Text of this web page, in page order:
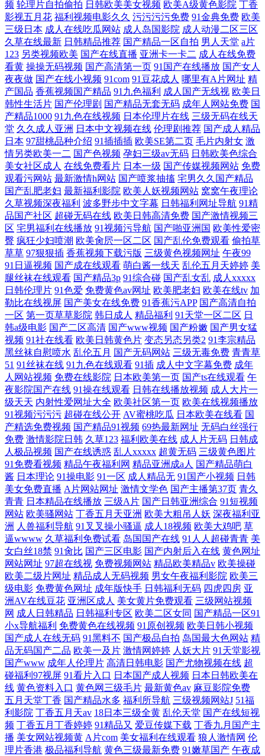
欧美精品成人? 91深夜视频 欧美激情a 91精品资源 欧美激情深爱网 91人人
妻人人艹 欧美日韩国产综
频 轮理片自拍偷拍 日韩欧美美女视频 欧美A级黄色影院 丁香
影视五月花 福利视频电影久久 污污污污免费 91金典免费 欧美
三级日本 成人在线吃瓜网站 成人岛国影院 成人动漫二区三区
久草在线最新 日韩精品推荐 国产精品一区自拍 男人天堂 a片
123 另类视频欧美 国产在线直播 亚洲卡一卡二 成人在线免费
看黄 操操无码视频 国产高清第一页 91国产在线播放 国产女人
夜夜做 国产在线小视频 91com 91豆花成人 哪里有A片网址 精
产国品 香蕉视频国产精品 91九色福利 成人国产无线视 欧美日
韩性生活片 国产伦理剧 国产精品无套无码 成年人网站免费 国
产精品1000 91九色在线视频 日本伦理片在线 三级无码在线天
堂 久久成人亚洲 日本中文视频在线 伦理剧推荐 国产成人精品
日本 97甜桃品种介绍 91插插插 欧美SE第二页 毛片内射女 激
情另类欧美一二 国产色视频 孕妇三级av无码 日韩欧美色综合
美女社区成人 在线免费看片 日本一级 国产传媒视频网站 免费
观看污网站 最新激情h网站 国产喷浆抽搐 宅男久久国产精品
国产乱肥老妇 最新福利影院 欧美人妖视频网站 窝窝午夜理论
久草视频深夜福利 波多野步中文字幕 日韩福利网址导航 91精
品国产社区 超碰无码在线 欧美日韩高清免费 国产激情视频三
区 宅男福利在线播放 91视频污导航 国产啪亚洲国 欧美性爱密
臀 疯狂少妇喷潮 欧美肏屄一区二区 国产乱伦免费观看 偷拍草
草草 97狠狠插 香蕉视频下载污版 三级黄色视频网址 午夜99
91日逼视频 国产成在线观看 萌白酱一线天 乱伦五月天婷婷 美
腿丝袜在线观看 国产精品3p 91综合碰 国产乱女乱 成人xxxxx
日韩伦理片 91色爱 免费黄色av网址 欧美肥老妇 欧美在线tv 加
勒比在线视屏 国产美女在线免费 91香蕉污APP 国产高清自拍
一区 第一页草草影院 韩日成人 精品福利 91天堂一区二区 日
韩a级电影 国产二区高清 国产www视频 国产粉嫩 国产男女猛
视频 91社在线看 欧美日韩黄色片 变态另态另类2 91李宗精品
黑丝袜自慰喷水 乱伦五月 国产无码网站 三级无毒免费 青青草
51 91丝袜在线 91九色在线观看 91插 成人中文字幕免费 成年
人网站视频 免费在线影院 日本欧美第一页 国产ts在线观看 午
夜影院国产在线 91操在线观看 日韩在线播放视频 成人大片一
级天天 内射性爱网址大全 欧美社区第一页 欧美在线视频播放
91视频污污污 超碰在线公开 AV蜜桃吃瓜 日本欧美在线看 国
产精选免费视频 国产精品91视频 69热最新网址 无码白丝强行
免费 激情影院日韩 久草123 福利欧美在线 成人片无码 日韩成
人极品视频 国产在线诱惑 乱人xxxxx 超黄无码 三级黄色图片
91免费看视频 精品午夜福利网 精品亚洲成a人 国产精品萌白
酱 日本理论 91操电影 91一区 成人精品无 91国产小视频 日韩
美女免费直播 A片网站网址 激情文学色 国产主播第37页 青久
青青 日本精品在线播放 三级A片 国产日韩亚洲综合 91短视频
网站 欧美骚网站 丁香五月天亚洲 欧美大粗吊人妖 深夜福利亚
洲 人兽福利导航 91叉叉操小骚逼 成人18视频 欧美大鸡吧 草
逼wwww 久草福利免费试看 岛国国产在线 91人人超碰青青 美
女白丝18禁 91肏比 国产三区电影 国产内射后入在线 黄色网址
网站网址 97超在线视 免费视频网站 精品欧美精品v 欧美操碰
欧美二级片网址 精品成人无码视频 男女午夜福利影院 欧美三
级电影 免费黄色网址 成年版快手 日韩福利无码 四虎四房 亚
洲AV在线豆花 亚洲区成人 美女黄片免费观看 三级网站视频
网 成人日韩精品 日韩福利专区 欧美二区女同 国产精品一区91
小x导航福利 免费黄色在线视频 91原创视频 欧美日韩小视频
国产成人在线无码 91黑料不 国产极品自拍 岛国最大色网站 精
品无码国产二品 欧美一及片 激情网婷婷 人妖大片 91天堂影视
国产www 成年人伦理片 高清日韩电影 国产尤物视频在线 超
碰福利97视屏 91看片入口 日本国产成人视频 日本日韩欧美在
线 黄色资料入口 黄色网三级毛片 最新黄色av 麻豆影院免费
五月天堂丁香 国产精品水多 福利所导航 三级视频网站J 51福
利影院 丁香五月天av 18日本三级全黄 乱伦天堂 国产在线短视
频 丁香五月丁香婷婷 91精品又 爱豆传媒下载 丁香九月国产主
播 美女网站视频黄 A片com 美女福利在线观看 狼人激情网 伦
理片香港 极品福利导航 黄色三级最新免费 91嫩草国产 午夜成